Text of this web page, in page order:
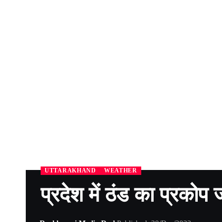
UTTARAKHAND WEATHER
प्रदेश में ठंड का प्रकोप